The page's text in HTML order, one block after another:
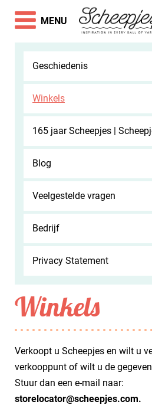
Geschiedenis
Winkels
165 jaar Scheepjes |
Blog
Veelgestelde vragen
Bedrijf
Privacy Statement
Winkels
Verkoopt u Scheepjes en wilt u
verkooppunt of wilt u de
Stuur dan een e-mail naar:
storelocator@scheepjes.com.
MENU